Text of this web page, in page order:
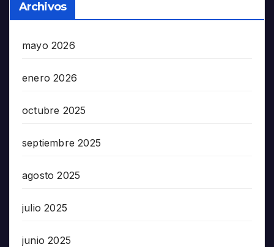
Archivos
mayo 2026
enero 2026
octubre 2025
septiembre 2025
agosto 2025
julio 2025
junio 2025